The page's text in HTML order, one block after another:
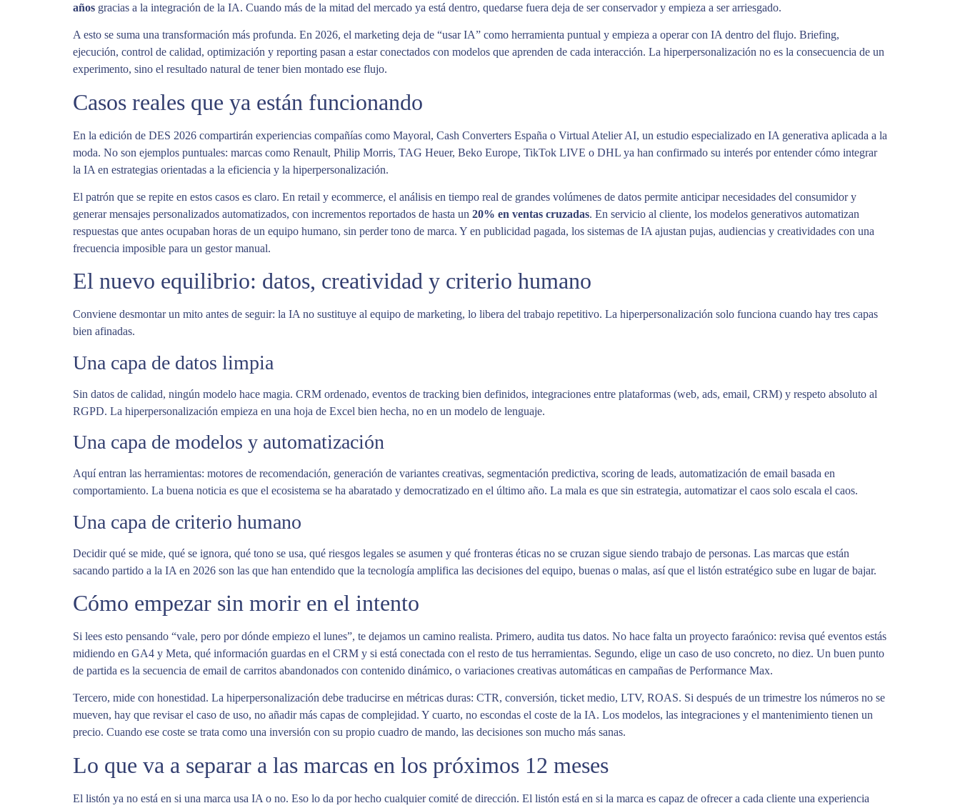
años gracias a la integración de la IA. Cuando más de la mitad del mercado ya está dentro, quedarse fuera deja de ser conservador y empieza a ser arriesgado.
A esto se suma una transformación más profunda. En 2026, el marketing deja de “usar IA” como herramienta puntual y empieza a operar con IA dentro del flujo. Briefing,
ejecución, control de calidad, optimización y reporting pasan a estar conectados con modelos que aprenden de cada interacción. La hiperpersonalización no es la consecuencia de un
experimento, sino el resultado natural de tener bien montado ese flujo.
Casos reales que ya están funcionando
En la edición de DES 2026 compartirán experiencias compañías como Mayoral, Cash Converters España o Virtual Atelier AI, un estudio especializado en IA generativa aplicada a la
moda. No son ejemplos puntuales: marcas como Renault, Philip Morris, TAG Heuer, Beko Europe, TikTok LIVE o DHL ya han confirmado su interés por entender cómo integrar
la IA en estrategias orientadas a la eficiencia y la hiperpersonalización.
El patrón que se repite en estos casos es claro. En retail y ecommerce, el análisis en tiempo real de grandes volúmenes de datos permite anticipar necesidades del consumidor y
generar mensajes personalizados automatizados, con incrementos reportados de hasta un 20% en ventas cruzadas. En servicio al cliente, los modelos generativos automatizan
respuestas que antes ocupaban horas de un equipo humano, sin perder tono de marca. Y en publicidad pagada, los sistemas de IA ajustan pujas, audiencias y creatividades con una
frecuencia imposible para un gestor manual.
El nuevo equilibrio: datos, creatividad y criterio humano
Conviene desmontar un mito antes de seguir: la IA no sustituye al equipo de marketing, lo libera del trabajo repetitivo. La hiperpersonalización solo funciona cuando hay tres capas
bien afinadas.
Una capa de datos limpia
Sin datos de calidad, ningún modelo hace magia. CRM ordenado, eventos de tracking bien definidos, integraciones entre plataformas (web, ads, email, CRM) y respeto absoluto al
RGPD. La hiperpersonalización empieza en una hoja de Excel bien hecha, no en un modelo de lenguaje.
Una capa de modelos y automatización
Aquí entran las herramientas: motores de recomendación, generación de variantes creativas, segmentación predictiva, scoring de leads, automatización de email basada en
comportamiento. La buena noticia es que el ecosistema se ha abaratado y democratizado en el último año. La mala es que sin estrategia, automatizar el caos solo escala el caos.
Una capa de criterio humano
Decidir qué se mide, qué se ignora, qué tono se usa, qué riesgos legales se asumen y qué fronteras éticas no se cruzan sigue siendo trabajo de personas. Las marcas que están
sacando partido a la IA en 2026 son las que han entendido que la tecnología amplifica las decisiones del equipo, buenas o malas, así que el listón estratégico sube en lugar de bajar.
Cómo empezar sin morir en el intento
Si lees esto pensando “vale, pero por dónde empiezo el lunes”, te dejamos un camino realista. Primero, audita tus datos. No hace falta un proyecto faraónico: revisa qué eventos estás
midiendo en GA4 y Meta, qué información guardas en el CRM y si está conectada con el resto de tus herramientas. Segundo, elige un caso de uso concreto, no diez. Un buen punto
de partida es la secuencia de email de carritos abandonados con contenido dinámico, o variaciones creativas automáticas en campañas de Performance Max.
Tercero, mide con honestidad. La hiperpersonalización debe traducirse en métricas duras: CTR, conversión, ticket medio, LTV, ROAS. Si después de un trimestre los números no se
mueven, hay que revisar el caso de uso, no añadir más capas de complejidad. Y cuarto, no escondas el coste de la IA. Los modelos, las integraciones y el mantenimiento tienen un
precio. Cuando ese coste se trata como una inversión con su propio cuadro de mando, las decisiones son mucho más sanas.
Lo que va a separar a las marcas en los próximos 12 meses
El listón ya no está en si una marca usa IA o no. Eso lo da por hecho cualquier comité de dirección. El listón está en si la marca es capaz de ofrecer a cada cliente una experiencia